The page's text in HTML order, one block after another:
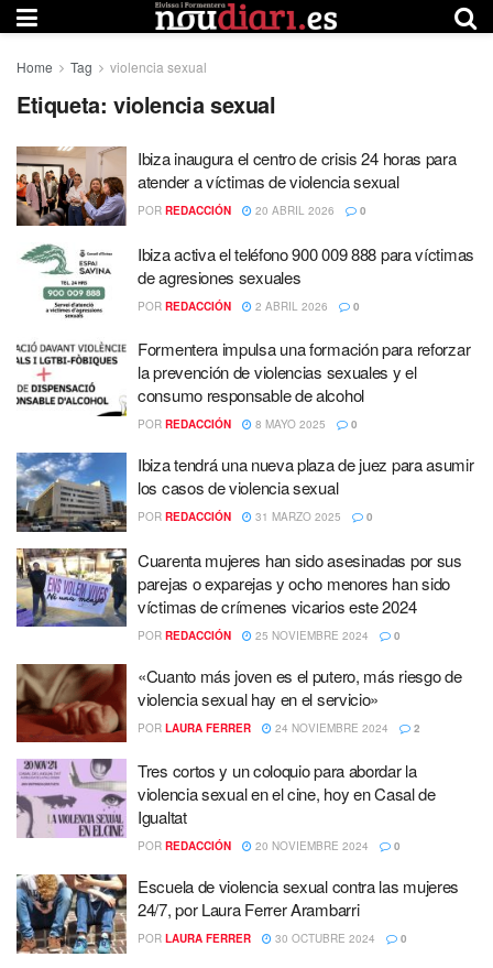
Home Tag violencia sexual
Etiqueta: violencia sexual
Ibiza inaugura el centro de crisis 24 horas para
atender a víctimas de violencia sexual
POR REDACCIÓN 20 ABRIL 2026 0
Ibiza activa el teléfono 900 009 888 para víctimas
de agresiones sexuales
POR REDACCIÓN 2 ABRIL 2026 0
Formentera impulsa una formación para reforzar
la prevención de violencias sexuales y el
consumo responsable de alcohol
POR REDACCIÓN 8 MAYO 2025 0
Ibiza tendrá una nueva plaza de juez para asumir
los casos de violencia sexual
POR REDACCIÓN 31 MARZO 2025 0
Cuarenta mujeres han sido asesinadas por sus
parejas o exparejas y ocho menores han sido
víctimas de crímenes vicarios este 2024
POR REDACCIÓN 25 NOVIEMBRE 2024 0
«Cuanto más joven es el putero, más riesgo de
violencia sexual hay en el servicio»
POR LAURA FERRER 24 NOVIEMBRE 2024 2
Tres cortos y un coloquio para abordar la
violencia sexual en el cine, hoy en Casal de
Igualtat
POR REDACCIÓN 20 NOVIEMBRE 2024 0
Escuela de violencia sexual contra las mujeres
24/7, por Laura Ferrer Arambarri
POR LAURA FERRER 30 OCTUBRE 2024 0